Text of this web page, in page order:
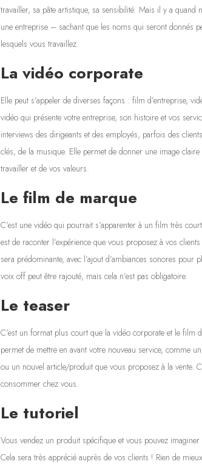
travailler, sa pâte artistique, sa sensibilité. Mais il y a
une entreprise – sachant que les noms qui seront donnés
lesquels vous travaillez.
La vidéo corporate
Elle peut s’appeler de diverses façons : film d’entreprise,
vidéo qui présente votre entreprise, son histoire et vos
interviews des dirigeants et des employés, parfois des
clés, de la musique. Elle permet de donner une image
travailler et de vos valeurs.
Le film de marque
C’est une vidéo qui pourrait s’apparenter à un film très
est de raconter l’expérience que vous proposez à vos
sera prédominante, avec l’ajout d’ambiances sonores
voix off peut être rajouté, mais cela n’est pas obligatoire.
Le teaser
C’est un format plus court que la vidéo corporate et le
permet de mettre en avant votre nouveau service, comme
ou un nouvel article/produit que vous proposez à la vente.
consommer chez vous.
Le tutoriel
Vous vendez un produit spécifique et vous pouvez
Cela sera très apprécié auprès de vos clients ! Rien de